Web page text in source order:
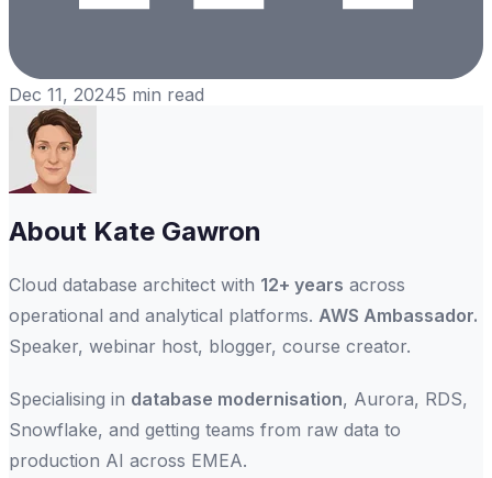
Dec 11, 20245 min read
About Kate Gawron
Cloud database architect with 12+ years across
operational and analytical platforms. AWS Ambassador.
Speaker, webinar host, blogger, course creator.
Specialising in database modernisation, Aurora, RDS,
Snowflake, and getting teams from raw data to
production AI across EMEA.